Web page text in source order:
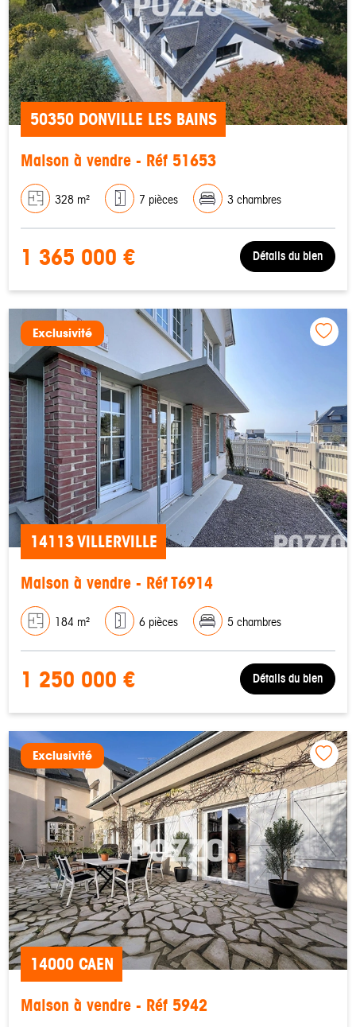
50350 DONVILLE LES BAINS
Maison à vendre - Réf 51653
328 m² 7 pièces 3 chambres
1 365 000 € Détails du bien
Exclusivité
14113 VILLERVILLE
Maison à vendre - Réf T6914
184 m² 6 pièces 5 chambres
1 250 000 € Détails du bien
Exclusivité
14000 CAEN
Maison à vendre - Réf 5942